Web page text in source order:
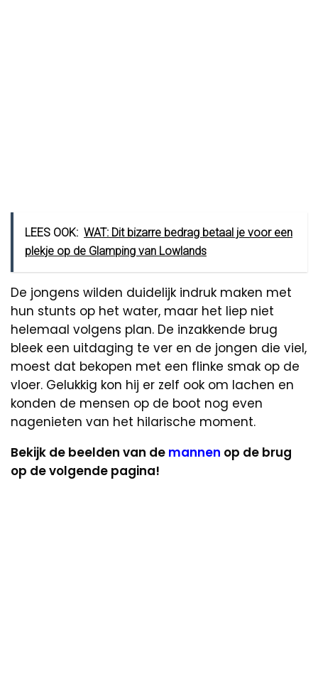
LEES OOK: WAT: Dit bizarre bedrag betaal je voor een
plekje op de Glamping van Lowlands
De jongens wilden duidelijk indruk maken met
hun stunts op het water, maar het liep niet
helemaal volgens plan. De inzakkende brug
bleek een uitdaging te ver en de jongen die viel,
moest dat bekopen met een flinke smak op de
vloer. Gelukkig kon hij er zelf ook om lachen en
konden de mensen op de boot nog even
nagenieten van het hilarische moment.
Bekijk de beelden van de mannen op de brug
op de volgende pagina!